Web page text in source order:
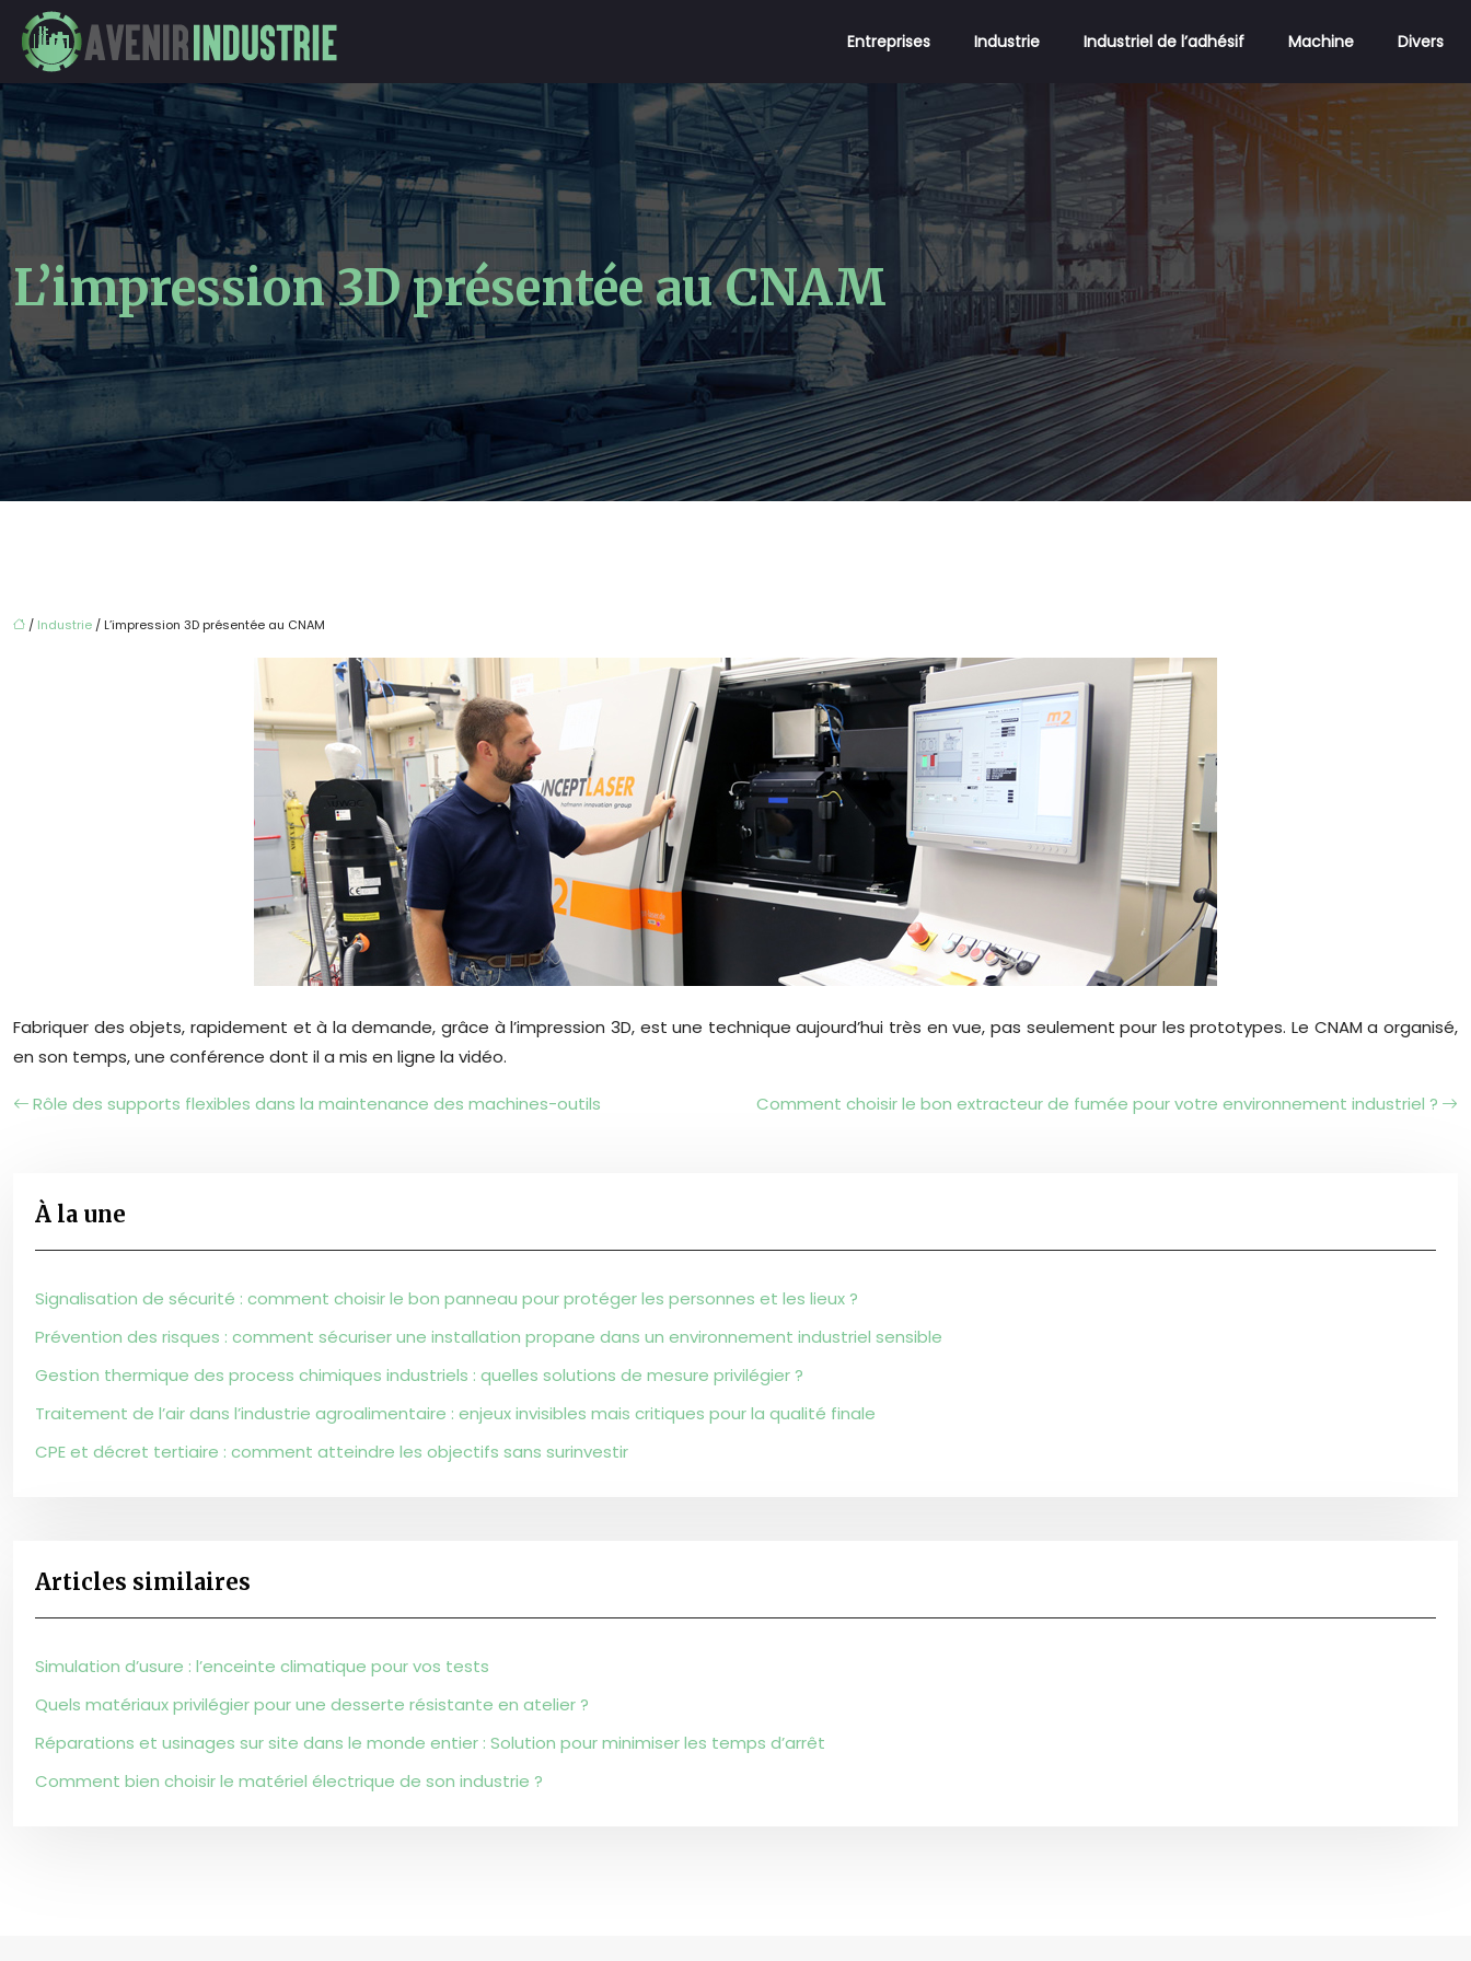
Entreprises Industrie Industriel de l’adhésif Machine Divers
L’impression 3D présentée au CNAM
/ Industrie / L’impression 3D présentée au CNAM
Fabriquer des objets, rapidement et à la demande, grâce à l’impression 3D, est une technique aujourd’hui très en vue, pas seulement pour les prototypes.Le CNAM a organisé,
en son temps, une conférence dont il a mis en ligne la vidéo.
Rôle des supports flexibles dans la maintenance des machines-outils Comment choisir le bon extracteur de fumée pour votre environnement industriel ?
À la une
Signalisation de sécurité : comment choisir le bon panneau pour protéger les personnes et les lieux ?
Prévention des risques : comment sécuriser une installation propane dans un environnement industriel sensible
Gestion thermique des process chimiques industriels : quelles solutions de mesure privilégier ?
Traitement de l’air dans l’industrie agroalimentaire : enjeux invisibles mais critiques pour la qualité finale
CPE et décret tertiaire : comment atteindre les objectifs sans surinvestir
Articles similaires
Simulation d’usure : l’enceinte climatique pour vos tests
Quels matériaux privilégier pour une desserte résistante en atelier ?
Réparations et usinages sur site dans le monde entier : Solution pour minimiser les temps d’arrêt
Comment bien choisir le matériel électrique de son industrie ?